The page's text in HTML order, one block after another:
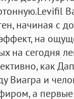
начиная с
на
на сегодня
как
Виагра и
а